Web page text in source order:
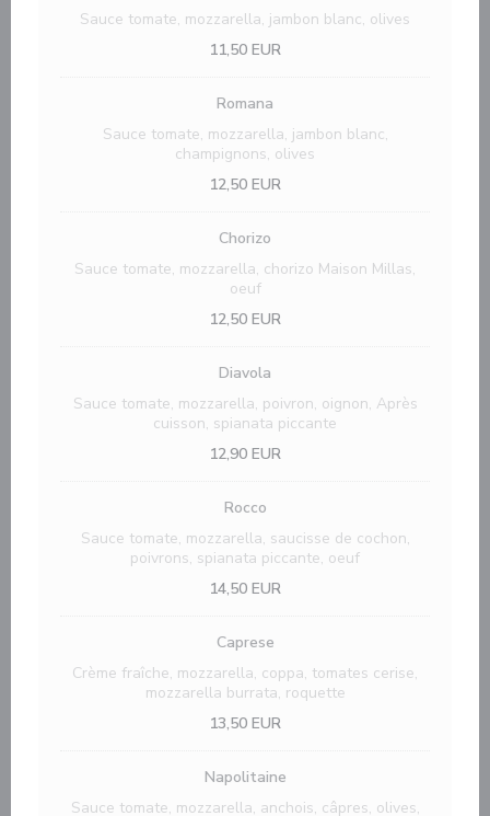
Sauce tomate, mozzarella, jambon blanc, olives
11,50 EUR
Romana
Sauce tomate, mozzarella, jambon blanc,
champignons, olives
12,50 EUR
Chorizo
Sauce tomate, mozzarella, chorizo Maison Millas,
oeuf
12,50 EUR
Diavola
Sauce tomate, mozzarella, poivron, oignon, Après
cuisson, spianata piccante
12,90 EUR
Rocco
Sauce tomate, mozzarella, saucisse de cochon,
poivrons, spianata piccante, oeuf
14,50 EUR
Caprese
Crème fraîche, mozzarella, coppa, tomates cerise,
mozzarella burrata, roquette
13,50 EUR
Napolitaine
Sauce tomate, mozzarella, anchois, câpres, olives,